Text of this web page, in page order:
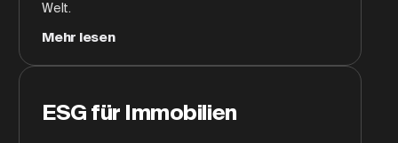
Welt.
Mehr lesen
ESG für Immobilien